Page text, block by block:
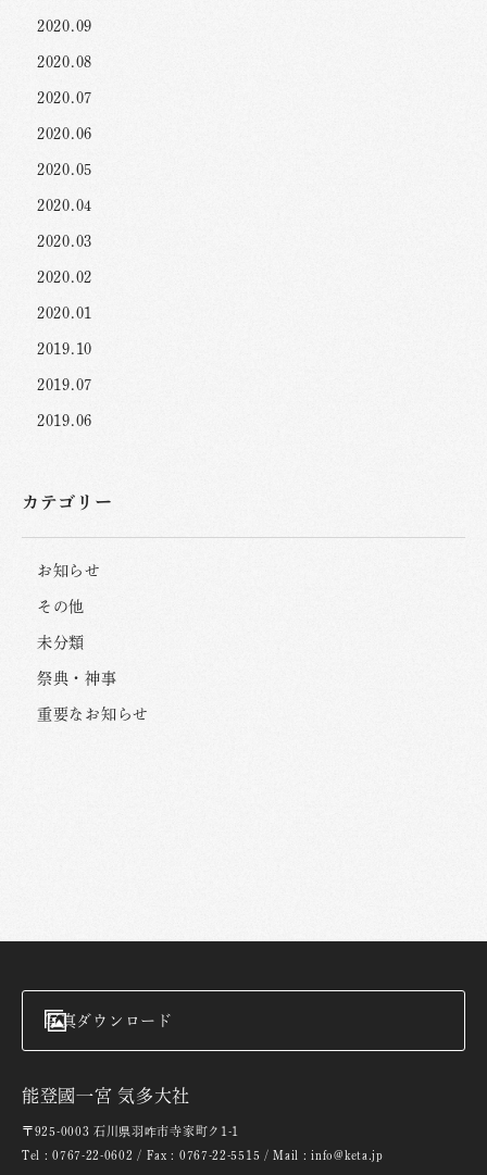
2020.09
2020.08
2020.07
2020.06
2020.05
2020.04
2020.03
2020.02
2020.01
2019.10
2019.07
2019.06
カテゴリー
お知らせ
その他
未分類
祭典・神事
重要なお知らせ
写真ダウンロード
能登國一宮 気多大社
〒925-0003 石川県羽咋市寺家町ク1-1
Tel : 0767-22-0602 / Fax : 0767-22-5515 / Mail : info@keta.jp